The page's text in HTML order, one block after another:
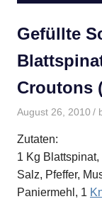
Gefüllte
Croutons
August 26, 2010
Zutaten:
1 Kg Blattspinat,
Salz, Pfeffer,
Paniermehl, 1